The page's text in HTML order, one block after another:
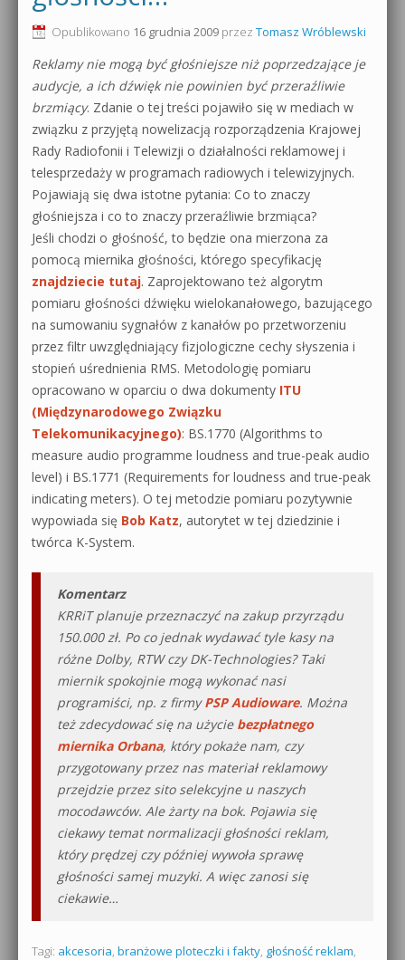
Produkcja muzyczna od podstaw
Sylenth1 od podstaw
Sound Forge od podstaw
Dubstep z syntezatorem Massive
Kontakt 5 Kompendium
Pakiety
0dB.pl - informacje
Newsletter
Materiały dla mediów
Archiwum aktualności
Polityka prywatności
Regulamin
Działanie sklepu internetowego
Wyszukiwanie
Opublikowano 16 grudnia 2009 przez Tomasz Wróblewski
Reklamy nie mogą być głośniejsze niż poprzedzające je
audycje, a ich dźwięk nie powinien być przeraźliwie
brzmiący. Zdanie o tej treści pojawiło się w mediach w
związku z przyjętą nowelizacją rozporządzenia Krajowej
Rady Radiofonii i Telewizji o działalności reklamowej i
telesprzedaży w programach radiowych i telewizyjnych.
Pojawiają się dwa istotne pytania: Co to znaczy
głośniejsza i co to znaczy przeraźliwie brzmiąca?
Jeśli chodzi o głośność, to będzie ona mierzona za
pomocą miernika głośności, którego specyfikację
znajdziecie tutaj. Zaprojektowano też algorytm
pomiaru głośności dźwięku wielokanałowego, bazującego
na sumowaniu sygnałów z kanałów po przetworzeniu
przez filtr uwzględniający fizjologiczne cechy słyszenia i
stopień uśrednienia RMS. Metodologię pomiaru
opracowano w oparciu o dwa dokumenty ITU
(Międzynarodowego Związku
Telekomunikacyjnego): BS.1770 (Algorithms to
measure audio programme loudness and true-peak audio
level) i BS.1771 (Requirements for loudness and true-peak
indicating meters). O tej metodzie pomiaru pozytywnie
wypowiada się Bob Katz, autorytet w tej dziedzinie i
twórca K-System.
Komentarz
KRRiT planuje przeznaczyć na zakup przyrządu
150.000 zł. Po co jednak wydawać tyle kasy na
różne Dolby, RTW czy DK-Technologies? Taki
miernik spokojnie mogą wykonać nasi
programiści, np. z firmyPSP Audioware. Można
też zdecydować się na użycie bezpłatnego
miernika Orbana, który pokaże nam, czy
przygotowany przez nas materiał reklamowy
przejdzie przez sito selekcyjne u naszych
mocodawców. Ale żarty na bok. Pojawia się
ciekawy temat normalizacji głośności reklam,
który prędzej czy później wywoła sprawę
głośności samej muzyki. A więc zanosi się
ciekawie…
Tagi: akcesoria, branżowe ploteczki i fakty, głośność reklam,